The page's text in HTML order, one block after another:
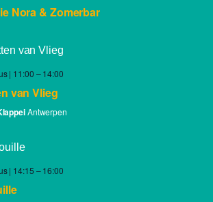
Nora & Zomerbar
| 11:00 –14:00
van Vlieg
Antwerpen
| 14:15 –16:00